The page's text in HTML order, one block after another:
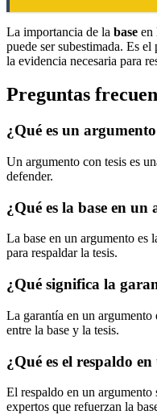
La importancia de la base en
puede ser subestimada. Es el
la evidencia necesaria para
Preguntas
¿Qué es un
Un argumento con tesis es
defender.
¿Qué es la base en un
La base en un argumento es
para respaldar la tesis.
¿Qué significa la
La garantía en un argumento
entre la base y la tesis.
¿Qué es el respaldo
El respaldo en un argumento
expertos que refuerzan la